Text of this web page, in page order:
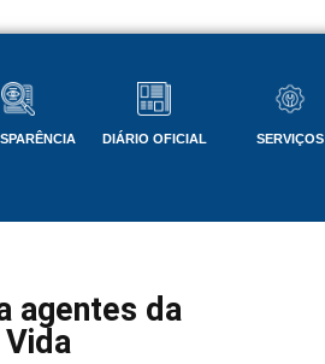
DIÁRIO OFICIAL SERVIÇOS
agentes da